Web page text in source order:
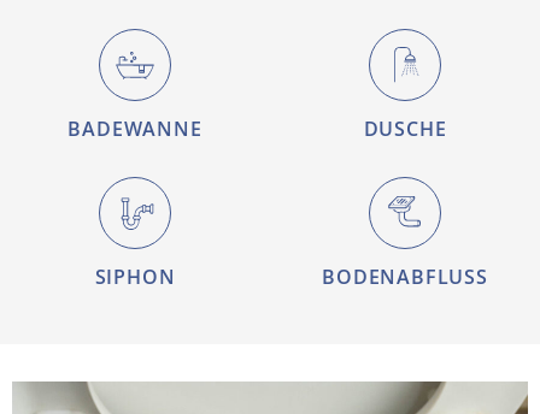
BADEWANNE DUSCHE
SIPHON BODENABFLUSS